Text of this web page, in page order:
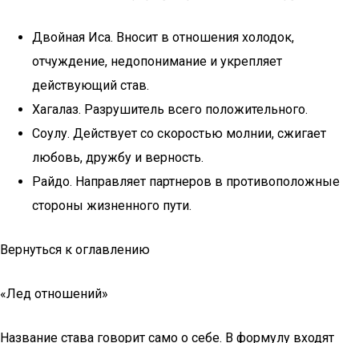
Двойная Иса. Вносит в отношения холодок,
отчуждение, недопонимание и укрепляет
действующий став.
Хагалаз. Разрушитель всего положительного.
Соулу. Действует со скоростью молнии, сжигает
любовь, дружбу и верность.
Райдо. Направляет партнеров в противоположные
стороны жизненного пути.
Вернуться к оглавлению
«Лед отношений»
Название става говорит само о себе. В формулу входят